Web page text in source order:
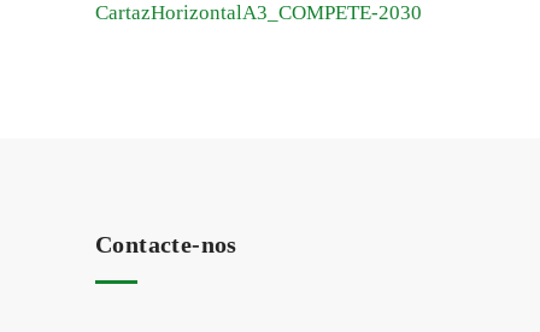
CartazHorizontalA3_COMPETE-2030
Contacte-nos